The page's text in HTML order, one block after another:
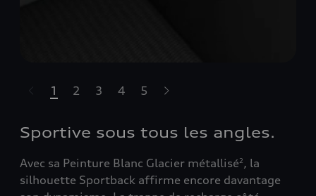
le carrousel
1 2 3 4 5
Sportive sous tous les angles.
Avec sa Peinture Blanc Glacier métallisé2 , la
silhouette Sportback affirme encore davantage